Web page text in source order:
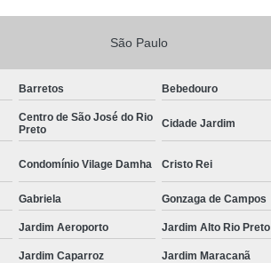
São Paulo
Barretos Bebedouro
Centro de São José do Rio
Preto
Cidade Jardim
Condomínio Vilage Damha Cristo Rei
Gabriela Gonzaga de Campos
Jardim Aeroporto Jardim Alto Rio Preto
Jardim Caparroz Jardim Maracanã